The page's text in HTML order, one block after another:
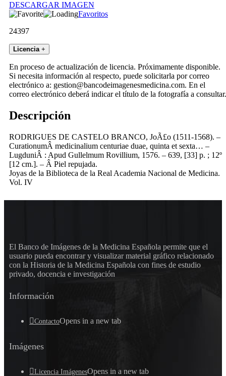
DESCARGAR IMAGEN
Favoritos
24397
Licencia +
En proceso de actualización de licencia. Próximamente disponible.
Si necesita información al respecto, puede solicitarla por correo
electrónico a: gestion@bancodeimagenesmedicina.com. En el
correo electrónico deberá indicar el título de la fotografía a consultar.
Descripción
RODRIGUES DE CASTELO BRANCO, JoÃ£o (1511-1568). –
CurationumÂ medicinalium centuriae duae, quinta et sexta… –
LugduniÂ : Apud Gullelmum Rovillium, 1576. – 639, [33] p. ; 12º
[12 cm.]. – Â Piel repujada.
Joyas de la Biblioteca de la Real Academia Nacional de Medicina.
Vol. IV
El Banco de Imágenes de la Medicina Española permite que el
usuario pueda encontrar y visualizar material gráfico relacionado
con la Historia de la Medicina Española con fines de estudio
privado, docencia e investigación
Información
ContactoOpens in a new tab
Imágenes
Licencia ImágenesOpens in a new tab